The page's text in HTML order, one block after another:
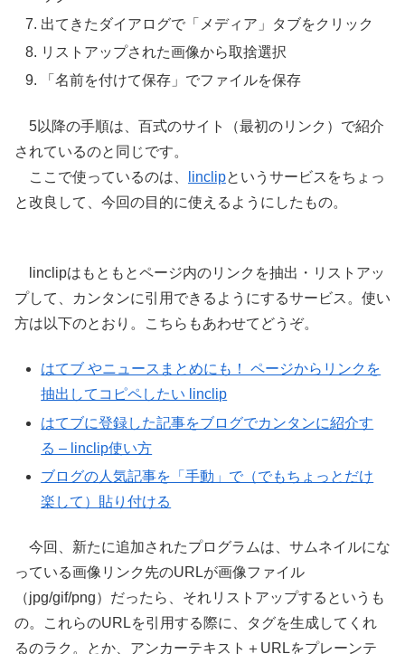
出てきたダイアログで「メディア」タブをクリック
リストアップされた画像から取捨選択
「名前を付けて保存」でファイルを保存
5以降の手順は、百式のサイト（最初のリンク）で紹介
されているのと同じです。
ここで使っているのは、
linclipというサービスをちょっ
と改良して、今回の目的に使えるようにしたもの。
linclipはもともとページ内のリンクを抽出・リストアッ
プして、カンタンに引用できるようにするサービス。使い
方は以下のとおり。こちらもあわせてどうぞ。
はてブ やニュースまとめにも！ ページからリンクを
抽出してコピペしたい linclip
はてブに登録した記事をブログでカンタンに紹介す
る – linclip使い方
ブログの人気記事を「手動」で（でもちょっとだけ
楽して）貼り付ける
今回、新たに追加されたプログラムは、サムネイルにな
っている画像リンク先のURLが画像ファイル
（jpg/gif/png）だったら、それリストアップするというも
の。これらのURLを引用する際に、タグを生成してくれ
るのラク。とか、アンカーテキスト＋URLをプレーンテ